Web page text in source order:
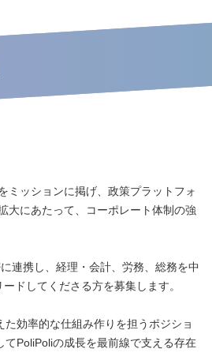
ミッションに掲げ、政策プラットフォ
大にあたって、コーポレート体制の強
連携し、経理・会計、労務、総務を中
ドしてくださる方を募集します。
効率的な仕組み作りを担うポジショ
PoliPoliの成長を最前線で支える存在